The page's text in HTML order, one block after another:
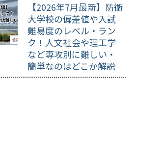
【2026年7月最新】防衛
大学校の偏差値や入試
難易度のレベル・ラン
ク！人文社会や理工学
など専攻別に難しい・
簡単なのはどこか解説